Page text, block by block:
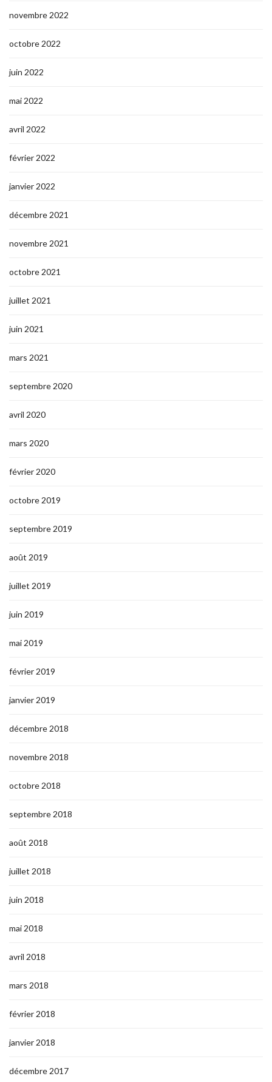
novembre 2022
octobre 2022
juin 2022
mai 2022
avril 2022
février 2022
janvier 2022
décembre 2021
novembre 2021
octobre 2021
juillet 2021
juin 2021
mars 2021
septembre 2020
avril 2020
mars 2020
février 2020
octobre 2019
septembre 2019
août 2019
juillet 2019
juin 2019
mai 2019
février 2019
janvier 2019
décembre 2018
novembre 2018
octobre 2018
septembre 2018
août 2018
juillet 2018
juin 2018
mai 2018
avril 2018
mars 2018
février 2018
janvier 2018
décembre 2017